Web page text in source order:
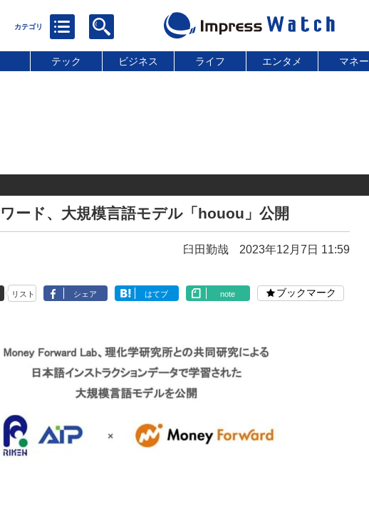
テック ビジネス ライフ エンタメ マネー
ード、大規模言語モデル「houou」公開
臼田勤哉 2023年12月7日 11:59
リスト シェア はてブ note ブックマーク